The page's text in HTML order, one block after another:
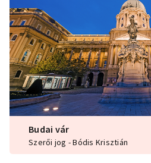
Budai vár
Szerői jog - Bódis Krisztián